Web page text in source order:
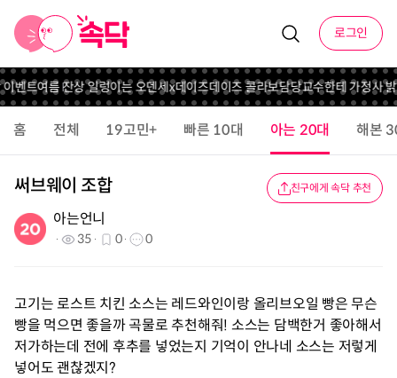
로그인
벤트여름 잔상 일렁이는 오덴세x데이즈데이즈 콜라보담당교수한테 가정사
홈 전체 19고민+ 빠른 10대 아는 20대 해본
써브웨이 조합 친구에게 속닥 추천
아는언니
35 0 0
고기는 로스트 치킨 소스는 레드와인이랑 올리브오일 빵은 무슨
빵을 먹으면 좋을까 곡물로 추천해줘! 소스는 담백한거 좋아해서
저가하는데 전에 후추를 넣었는지 기억이 안나네 소스는 저렇게
넣어도 괜찮겠지?